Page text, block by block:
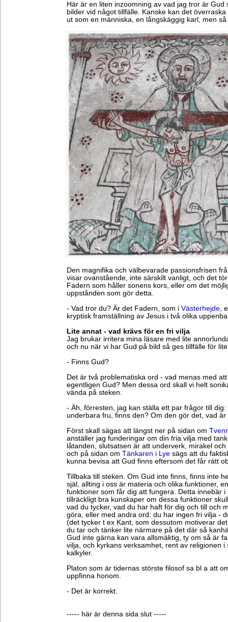
Här är en liten inzoomning av vad jag tror är Gud
bilder vid något tillfälle. Kanske kan det
ut som en människa, en långskäggig karl, men
Den magnifika och välbevarade passionsfrisen
visar ovanstående, inte särskilt vanligt, och det
Fadern som håller sonens kors, eller om det
uppstånden som gör detta.
- Vad tror du? Är det Fadern, som i Västerhejde,
kryptisk framställning av Jesus i två olika
Lite annat - vad krävs för en fri vilja
Jag brukar irritera mina läsare med lite
och nu när vi har Gud på bild så ges tillfälle för
- Finns Gud?
Det är två problematiska ord - vad menas med
egentligen Gud? Men dessa ord skall vi helt
vända på steken.
- Äh, förresten, jag kan ställa ett par frågor till dig:
underbara fru, finns den? Om den gör det, vad är
Först skall sägas att längst ner på sidan om
anställer jag funderingar om din fria vilja med
låtanden, slutsatsen är att underverk, mirakel
och på sidan om Tänkaren i Lye sägs att du
kunna bevisa att Gud finns eftersom det får rätt
Tillbaka till steken. Om Gud inte finns, finns inte
själ, allting i oss är materia och olika funktioner,
funktioner som får dig att fungera. Detta innebär
tillräckligt bra kunskaper om dessa funktioner
vad du tycker, vad du har haft för dig och till och
göra, eller med andra ord: du har ingen fri vilja -
(det tycker t ex Kant, som dessutom motiverar
du tar och tänker lite närmare på det där så
Gud inte gärna kan vara allsmäktig, ty om så är
vilja, och kyrkans verksamhet, rent av religionen i
kalkyler.
Platon som är tidernas störste filosof sa bl a att
uppfinna honom.
- Det är korrekt.
----- här är denna sida slut -----